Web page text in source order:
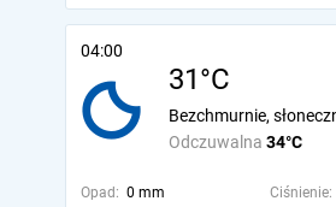
04:00
31°C
Odczuwalna 34°C
Bezchmurnie,
Opad: 0 mm Ciśnienie: